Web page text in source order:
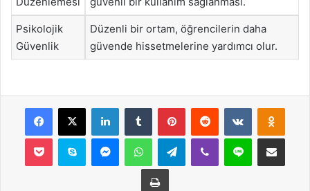
Psikolojik
Güvenlik
Düzenli bir ortam, öğrencilerin daha
güvende hissetmelerine yardımcı olur.
Facebook
X LinkedInTumblr PinterestReddit VKontakte
Pocket Skype MessengerWhatsAppTelegramViber Line E-Posta ile
Yazdır